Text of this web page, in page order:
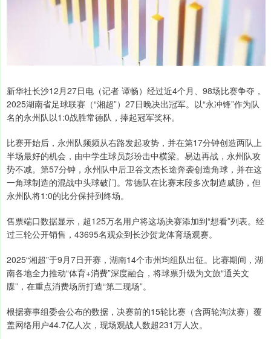
新华社长沙12月27日电（记者 谭畅）经过近4个月、98场比赛争夺，
2025湖南省足球联赛（“湘超”）27日晚决出冠军。以“永冲锋”作为队
名的永州队以1:0战胜常德队，捧起冠军奖杯。
比赛开始后，永州队频频从右路发起攻势，并在第17分钟创造两队上
半场最好的机会，由中学生球员彭玢击中横梁。易边再战，永州队攻
势不减。第57分钟，永州队中后卫谷文杰长途奔袭创造角球，并在这
一角球制造的混战中头球破门。常德队在比赛末段多次制造威胁，但
永州队将1:0的比分保持到终场。
售票端口数据显示，超125万名用户将这场决赛添加到“想看”列表。经
过三轮公开销售，43695名观众到长沙贺龙体育场观赛。
2025“湘超”于9月7日开赛，湖南14个市州均组队出征。比赛期间，湖
南各地全力推动“体育+消费”深度融合，将球票升级为文旅“通关文
牒”，在重点消费场所打造“第二现场”。
根据赛事组委会公布的数据，决赛前的15轮比赛（含两轮淘汰赛）覆
盖网络用户44.7亿人次，现场观战人数超231万人次。